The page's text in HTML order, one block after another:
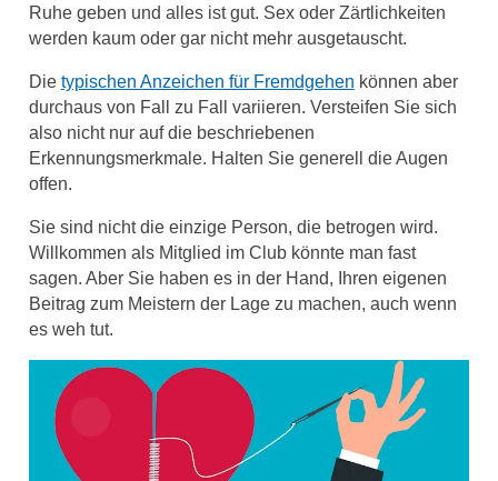
Ruhe geben und alles ist gut. Sex oder Zärtlichkeiten
werden kaum oder gar nicht mehr ausgetauscht.
Die typischen Anzeichen für Fremdgehen können aber
durchaus von Fall zu Fall variieren. Versteifen Sie sich
also nicht nur auf die beschriebenen
Erkennungsmerkmale. Halten Sie generell die Augen
offen.
Sie sind nicht die einzige Person, die betrogen wird.
Willkommen als Mitglied im Club könnte man fast
sagen. Aber Sie haben es in der Hand, Ihren eigenen
Beitrag zum Meistern der Lage zu machen, auch wenn
es weh tut.